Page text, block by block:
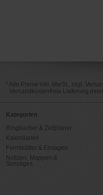
* Alle Preise inkl. MwSt., zzgl.
Versandkostenfreie Lieferung
Kategorien
Ringbücher & Zeitplaner
Kalendarien
Formblätter & Einlagen
Notizen, Mappen &
Sonstiges